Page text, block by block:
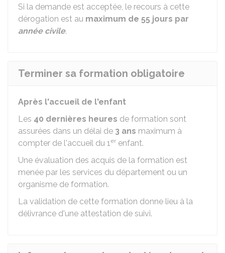
Si la demande est acceptée, le recours à cette
dérogation est au maximum de 55 jours par
année civile.
Terminer sa formation obligatoire
Après l'accueil de l'enfant
Les 40 dernières heures de formation sont
assurées dans un délai de 3 ans maximum à
compter de l'accueil du 1er enfant.
Une évaluation des acquis de la formation est
menée par les services du département ou un
organisme de formation.
La validation de cette formation donne lieu à la
délivrance d'une attestation de suivi.